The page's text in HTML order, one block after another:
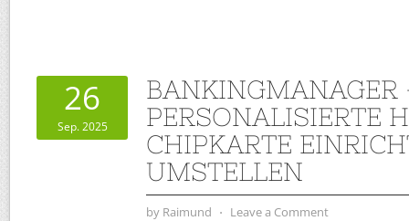
26
Sep. 2025
BANKINGMANAGER
PERSONALISIERTE
CHIPKARTE
UMSTELLEN
by Raimund ⋅ Leave a Comment